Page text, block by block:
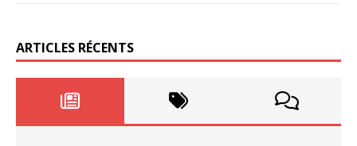
ARTICLES RÉCENTS